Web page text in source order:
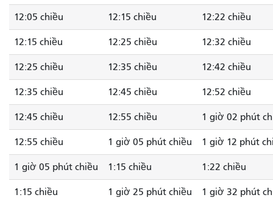
12:05 chiều 12:15 chiều 12:22 chiều
12:15 chiều 12:25 chiều 12:32 chiều
12:25 chiều 12:35 chiều 12:42 chiều
12:35 chiều 12:45 chiều 12:52 chiều
12:45 chiều 12:55 chiều 1 giờ 02 phút
12:55 chiều 1 giờ 05 phút chiều 1 giờ 12 phút
1 giờ 05 phút chiều 1:15 chiều 1:22 chiều
1:15 chiều 1 giờ 25 phút chiều 1 giờ 32 phút